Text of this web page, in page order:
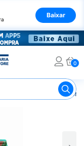
Baixar
0